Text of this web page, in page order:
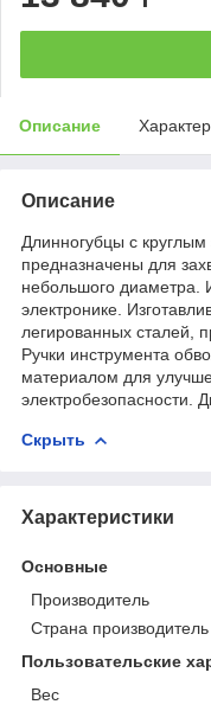
Описание
Описание
Длинногубцы с круглым
предназначены для
небольшого диаметра.
электронике.
легированных сталей,
Ручки инструмента
материалом для
электробезопасности.
Скрыть
Характеристики
Основные
Производитель
Страна производитель
Пользовательские
Вес